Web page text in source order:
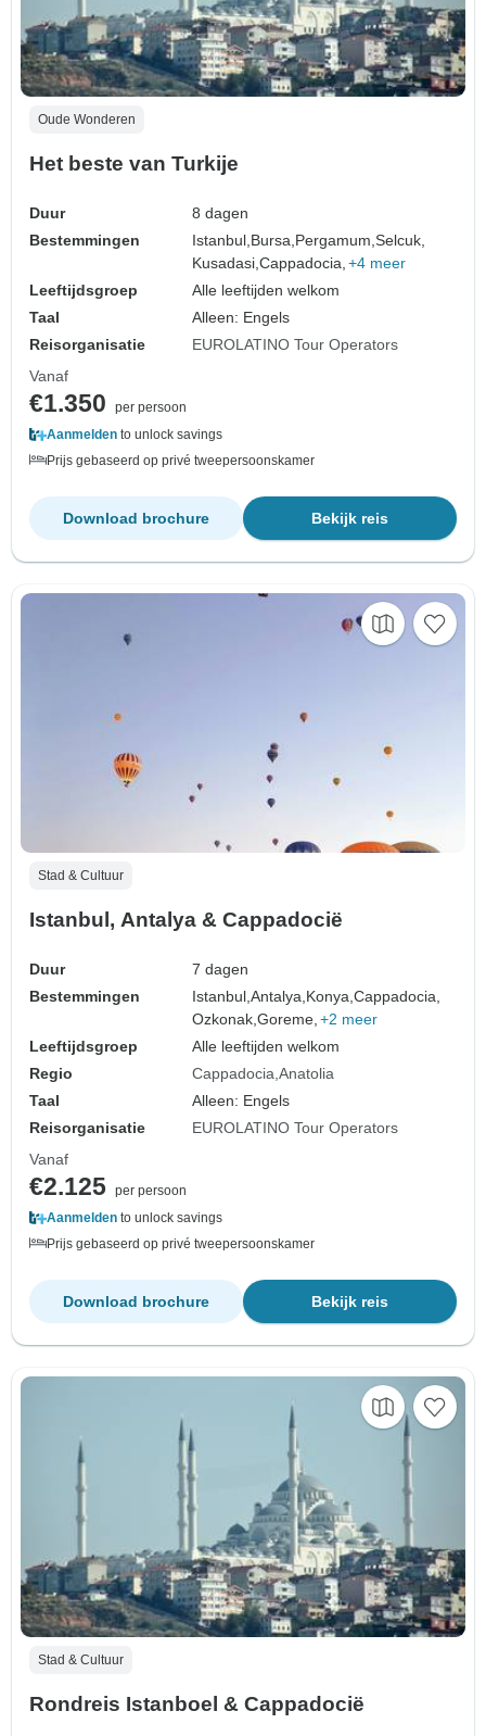
Oude Wonderen
Het beste van Turkije
Duur
8 dagen
Bestemmingen
Istanbul,Bursa,Pergamum,Selcuk,
Kusadasi,Cappadocia, +4 meer
Leeftijdsgroep
Alle leeftijden welkom
Taal
Alleen: Engels
Reisorganisatie
EUROLATINO Tour Operators
Vanaf
€1.350
per persoon
Aanmelden to unlock savings
Prijs gebaseerd op privé tweepersoonskamer
Bekijk reis
Download brochure
Stad & Cultuur
Istanbul, Antalya & Cappadocië
Duur
7 dagen
Bestemmingen
Istanbul,Antalya,Konya,Cappadocia,
Ozkonak,Goreme, +2 meer
Leeftijdsgroep
Alle leeftijden welkom
Regio
Cappadocia Anatolia
Taal
Alleen: Engels
Reisorganisatie
EUROLATINO Tour Operators
Vanaf
€2.125 per persoon
Aanmelden to unlock savings
Prijs gebaseerd op privé tweepersoonskamer
Bekijk reis
Download brochure
Stad & Cultuur
Rondreis Istanboel & Cappadocië